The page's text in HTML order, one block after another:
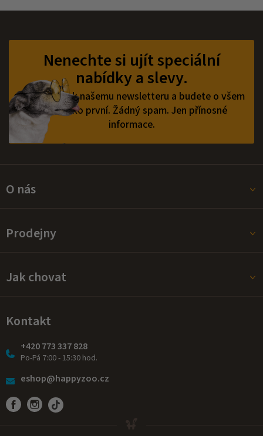
l
d
c
í
p
r
v
k
y
ý
Nenechte si ujít speciální
nabídky a slevy.
Přihlaste se k našemu newsletteru a budete o všem
vědět jako první. Žádný spam. Jen přínosné
informace.
O nás
Prodejny
Jak chovat
Kontakt
+420 773 337 828
Po-Pá 7:00 - 15:30 hod.
eshop@happyzoo.cz